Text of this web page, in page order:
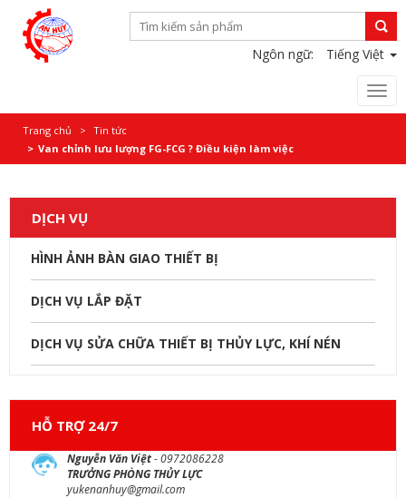
Ngôn ngữ: Tiếng Việt
Trang chủ
Tin tức
Van chỉnh lưu lượng FG-FCG ? Điều kiện làm việc
DỊCH VỤ
HÌNH ẢNH BÀN GIAO THIẾT BỊ
DỊCH VỤ LẮP ĐẶT
DỊCH VỤ SỬA CHỮA THIẾT BỊ THỦY LỰC, KHÍ NÉN
HỖ TRỢ 24/7
Nguyễn Văn Việt- 0972086228
TRƯỞNG PHÒNG THỦY LỰC
yukenanhuy@gmail.com